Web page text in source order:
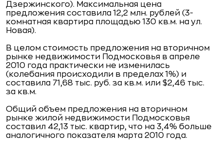
Дзержинского). Максимальная цена
предложения составила 12,2 млн. рублей (3-
комнатная квартира площадью 130 кв.м. на ул.
Новая).
В целом стоимость предложения на вторичном
рынке недвижимости Подмосковья в апреле
2010 года практически не изменилась
(колебания происходили в пределах 1%) и
составила 71,68 тыс. руб. за кв.м. или $2,46 тыс.
за кв.м.
Общий объем предложения на вторичном
рынке жилой недвижимости Подмосковья
составил 42,13 тыс. квартир, что на 3,4% больше
аналогичного показателя марта 2010 года.